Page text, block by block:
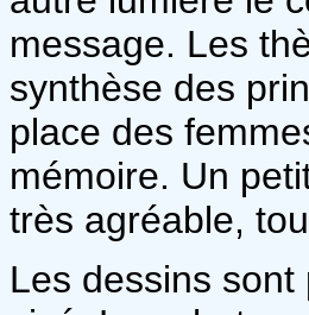
message. Les
synthèse des
place des
mémoire. Un
très agréable,
Les dessins